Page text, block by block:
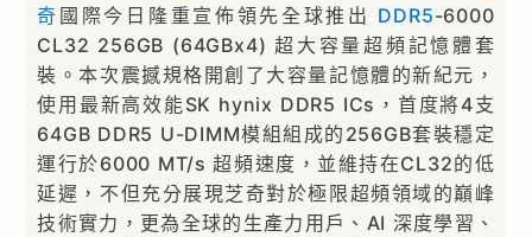
奇 國際今日隆重宣佈領先全球推出 DDR5-6000
CL32 256GB (64GBx4) 超大容量超頻記憶體套
裝。本次震撼規格開創了大容量記憶體的新紀元，
使用最新高效能SK hynix DDR5 ICs，首度將4支
64GB DDR5 U-DIMM模組組成的256GB套裝穩定
運行於6000 MT/s 超頻速度，並維持在CL32的低
延遲，不但充分展現芝奇對於極限超頻領域的巔峰
技術實力，更為全球的生產力用戶、AI 深度學習、